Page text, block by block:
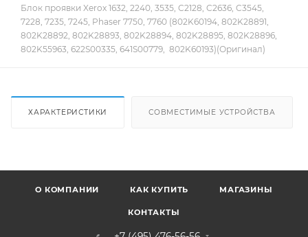
Блок проявки Xerox 1632, 2240, 3535, C2128, C2636, C3545,
7228, 7235, 7245, Phaser 7750, 7760 (802K60194, 802K28891,
802K28892, 802K28893, 802K28894, 802K28895, 802K28896,
802K55963, 622S00335, 641S00779, 802K60193)(Оригинал)
ХАРАКТЕРИСТИКИ СОВМЕСТИМЫЕ УСТРОЙСТВА
О КОМПАНИИ КАК КУПИТЬ МАГАЗИНЫ
КОНТАКТЫ